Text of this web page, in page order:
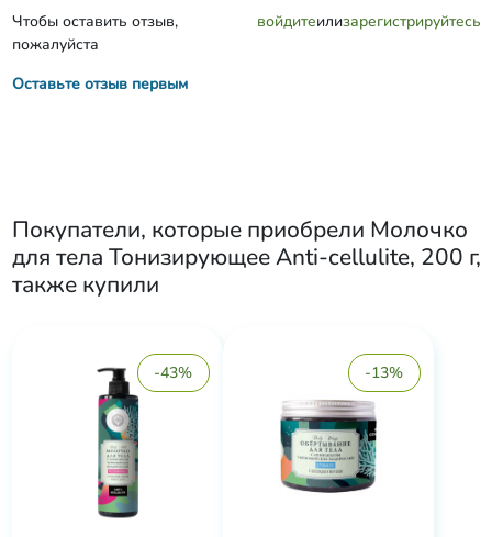
Чтобы оставить отзыв,
пожалуйста
войдитеилизарегистрируйтесь
Оставьте отзыв первым
Покупатели, которые приобрели Молочко
для тела Тонизирующее Anti-cellulite, 200 г,
также купили
-43% -13%